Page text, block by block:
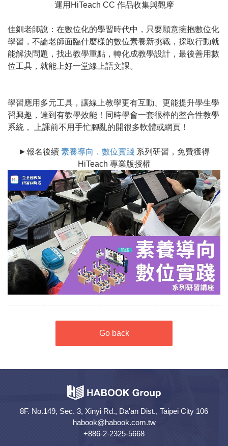
運用HiTeach CC 作品收集與觀摩
佳釧老師說：在數位化的學習時代中，只要願意擁抱數位化
學習，不論老師面臨什麼樣的數位素養新挑戰，採取行動就
能解決問題，找出教學重點，轉化成教學設計，最後善用數
位工具，就能上好一堂線上語文課。
學習應用多元工具，讓線上教學更有互動、更能提升學生學
習興趣，達到有教學效能！同時學會一套很棒的整合性教學
系統， 上課前不用手忙腳亂的開很多軟體或網頁！
►報名後續 素養導向．數位實踐 系列研習，免費獲得
HiTeach 專業版授權
Go back
8F. No.149, Sec. 3, Xinyi Rd., Da'an Dist., Taipei City 106
habook@habook.com.tw
+886-2-2325-5668